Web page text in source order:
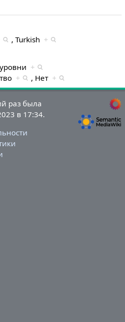
, Turkish +
+
+ , Нет +
раз была
в 17:34.